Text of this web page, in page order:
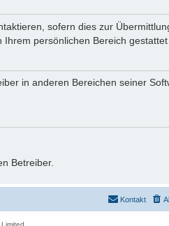
sofern dies zur
persönlichen Bereich gestattet
in anderen Bereichen seiner
Betreiber.
Kontakt